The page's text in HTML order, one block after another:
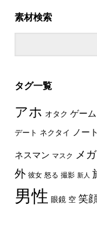
素材検索
タグ一覧
アホ オタク ゲーム
デート ネクタイ ノー
ネスマン マスク メ
外 彼女 怒る 撮影 新人
男性 眼鏡 空 笑